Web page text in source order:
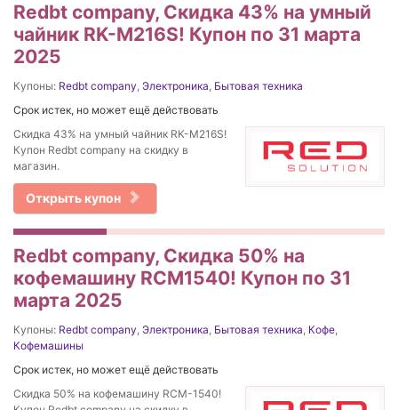
Redbt company, Скидка 43% на умный
чайник RK-M216S! Купон по 31 марта
2025
Купоны: Redbt company, Электроника, Бытовая техника
Срок истек, но может ещё действовать
Скидка 43% на умный чайник RK-M216S!
Купон Redbt company на скидку в
магазин.
Открыть купон
Redbt company, Скидка 50% на
кофемашину RCM1540! Купон по 31
марта 2025
Купоны: Redbt company, Электроника, Бытовая техника, Кофе,
Кофемашины
Срок истек, но может ещё действовать
Скидка 50% на кофемашину RCM-1540!